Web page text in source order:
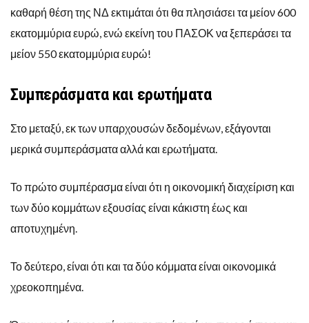
καθαρή θέση της ΝΔ εκτιμάται ότι θα πλησιάσει τα μείον 600
εκατομμύρια ευρώ, ενώ εκείνη του ΠΑΣΟΚ να ξεπεράσει τα
μείον 550 εκατομμύρια ευρώ!
Συμπεράσματα και ερωτήματα
Στο μεταξύ, εκ των υπαρχουσών δεδομένων, εξάγονται
μερικά συμπεράσματα αλλά και ερωτήματα.
Το πρώτο συμπέρασμα είναι ότι η οικονομική διαχείριση και
των δύο κομμάτων εξουσίας είναι κάκιστη έως και
αποτυχημένη.
Το δεύτερο, είναι ότι και τα δύο κόμματα είναι οικονομικά
χρεοκοπημένα.